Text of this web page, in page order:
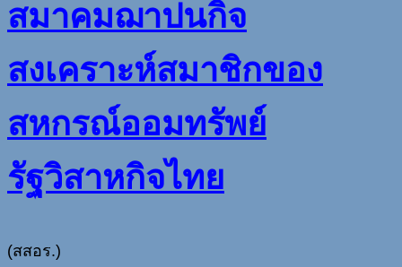
สมาคมฌาปนกิจ
สงเคราะห์สมาชิกของ
สหกรณ์ออมทรัพย์
รัฐวิสาหกิจไทย
(สสอร.)